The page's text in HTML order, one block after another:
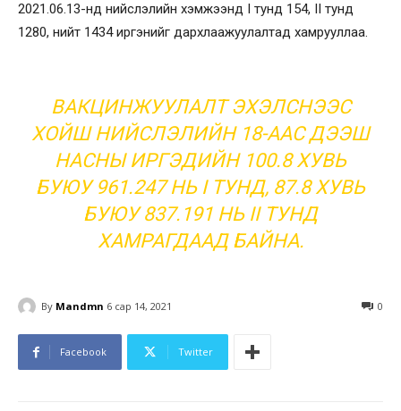
2021.06.13-нд нийслэлийн хэмжээнд I тунд 154, II тунд
1280, нийт 1434 иргэнийг дархлаажуулалтад хамрууллаа.
ВАКЦИНЖУУЛАЛТ ЭХЭЛСНЭЭС
ХОЙШ НИЙСЛЭЛИЙН 18-ААС ДЭЭШ
НАСНЫ ИРГЭДИЙН 100.8 ХУВЬ
БУЮУ 961.247 НЬ I ТУНД, 87.8 ХУВЬ
БУЮУ 837.191 НЬ II ТУНД
ХАМРАГДААД БАЙНА.
By Mandmn 6 сар 14, 2021 0
Facebook Twitter